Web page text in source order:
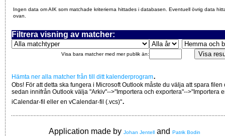
Ingen data om AIK som matchade kriterierna hittades i databasen. Eventuell övrig data
ovan.
Filtrera visning av matcher:
Visa bara matcher med mer publik än:
Hämta ner alla matcher från till ditt kalenderprogram.
Obs! För att detta ska fungera i Microsoft Outlook måste du välja att spara filen
sedan innifrån Outlook välja "Arkiv"-->"Importera och exportera"-->"Importera
iCalendar-fil eller en vCalendar-fil (.vcs)".
Application made by Johan Jentell and Patrik Bodin